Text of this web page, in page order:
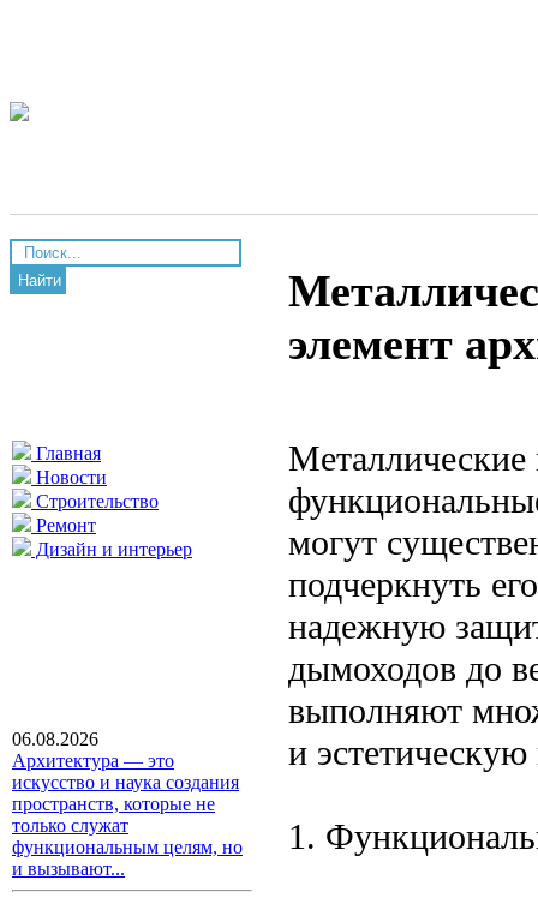
Найти
Главная
Новости
Строительство
Ремонт
Дизайн и интерьер
06.08.2026
Архитектура — это
искусство и наука создания
пространств, которые не
только служат
функциональным целям, но
и вызывают...
элемент
Металлические
могут
подчеркнуть
надежную
дымоходов до
выполняют
и
1.